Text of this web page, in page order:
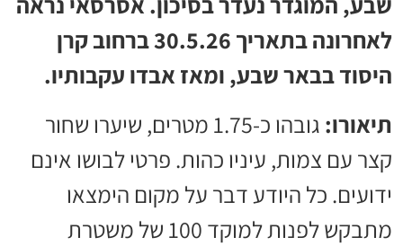
לאחרונה בתאריך 30.5.26 ברחוב קרן
היסוד בבאר שבע, ומאז אבדו עקבותיו.
תיאורו:
גובהו כ-1.75 מטרים, שיערו שחור
קצר עם צמות, עיניו כהות. פרטי לבושו אינם
ידועים. כל היודע דבר על מקום הימצאו
מתבקש לפנות למוקד 100 של משטרת